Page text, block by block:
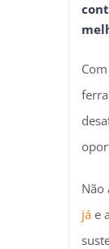
Não
jáe